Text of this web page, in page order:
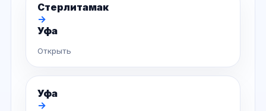
Стерлитамак
→
Уфа
Открыть
Уфа
→